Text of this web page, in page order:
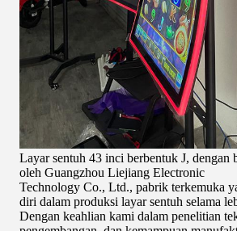
Layar sentuh 43 inci berbentuk J, dengan
oleh Guangzhou Liejiang Electronic
Technology Co., Ltd., pabrik terkemuka
diri dalam produksi layar sentuh selama
Dengan keahlian kami dalam penelitian